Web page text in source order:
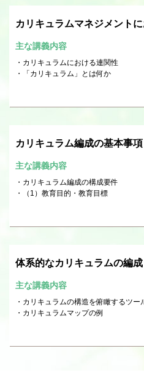
カリキュラムマネジメント
主な講義内容
カリキュラムにおける連関性
「カリキュラム」とは何か
カリキュラム編成の基本事項
主な講義内容
カリキュラム編成の構成要件
（1）教育目的・教育目標
体系的なカリキュラムの編成
主な講義内容
カリキュラムの構造を俯瞰するツー
カリキュラムマップの例